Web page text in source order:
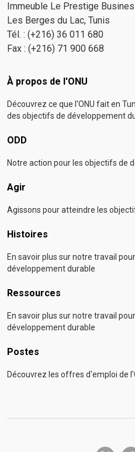
Immeuble Le Prestige
Les Berges du Lac, Tunis
Tél. : (+216) 36 011 680
Fax : (+216) 71 900 668
Footer menu
À propos de l'ONU
Découvrez ce que l'ONU fait en
des objectifs de développement
ODD
Notre action pour les objectifs de
Agir
Agissons pour atteindre les
Histoires
En savoir plus sur notre travail
développement durable
Ressources
En savoir plus sur notre travail
développement durable
Postes
Découvrez les offres d'emploi de